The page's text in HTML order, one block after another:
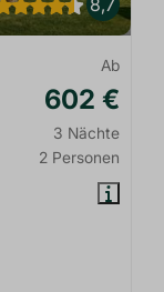
Ab
602 €
3 Nächte
2 Personen